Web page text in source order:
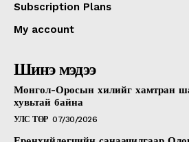
Subscription Plans
My account
Шинэ мэдээ
Монгол-Оросын хилийг хамтран
хувьтай байна
УЛС ТӨР 07/30/2026